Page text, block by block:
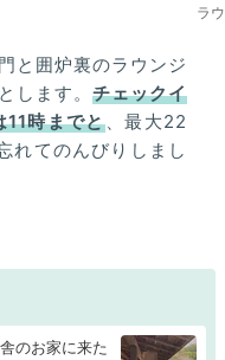
ラ
と囲炉裏のラウンジ
します。チェックイ
11時までと、最大22
れてのんびりしまし
のお家に来た